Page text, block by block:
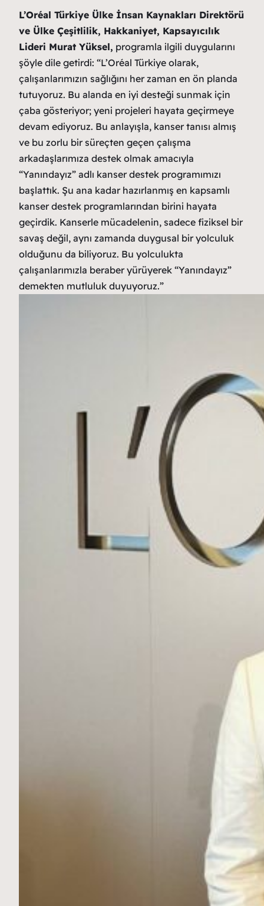
L’Oréal Türkiye Ülke İnsan Kaynakları Direktörü
ve Ülke Çeşitlilik, Hakkaniyet, Kapsayıcılık
Lideri Murat Yüksel, programla ilgili duygularını
şöyle dile getirdi: “L’Oréal Türkiye olarak,
çalışanlarımızın sağlığını her zaman en ön planda
tutuyoruz. Bu alanda en iyi desteği sunmak için
çaba gösteriyor; yeni projeleri hayata geçirmeye
devam ediyoruz. Bu anlayışla, kanser tanısı almış
ve bu zorlu bir süreçten geçen çalışma
arkadaşlarımıza destek olmak amacıyla
“Yanındayız” adlı kanser destek programımızı
başlattık. Şu ana kadar hazırlanmış en kapsamlı
kanser destek programlarından birini hayata
geçirdik. Kanserle mücadelenin, sadece fiziksel bir
savaş değil, aynı zamanda duygusal bir yolculuk
olduğunu da biliyoruz. Bu yolculukta
çalışanlarımızla beraber yürüyerek “Yanındayız”
demekten mutluluk duyuyoruz.”